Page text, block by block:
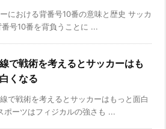
における背番号10番の意味と歴史 サッカ
番号10番を背負うことに ...
で戦術を考えるとサッカーはも
くなる
で戦術を考えるとサッカーはもっと面白
ポーツはフィジカルの強さも ...